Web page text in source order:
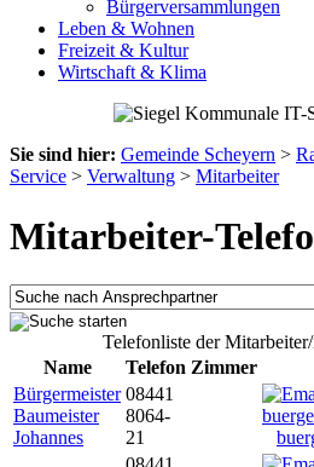
Bürgerversammlungen
Leben & Wohnen
Freizeit & Kultur
Wirtschaft & Klima
Sie sind hier: Gemeinde Scheyern >
Service > Verwaltung > Mitarbeiter
Mitarbeiter-
Telefonliste der
Name
Telefon Zimmer
Bürgermeister
Baumeister
Johannes
08441
8064-
21